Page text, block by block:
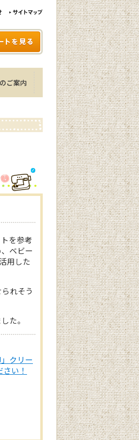
ご案内
を参考
ベビー
用した
れそう
た。
クリー
い！